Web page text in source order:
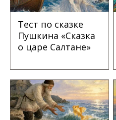
Тест по сказке
Пушкина «Сказка
о царе Салтане»